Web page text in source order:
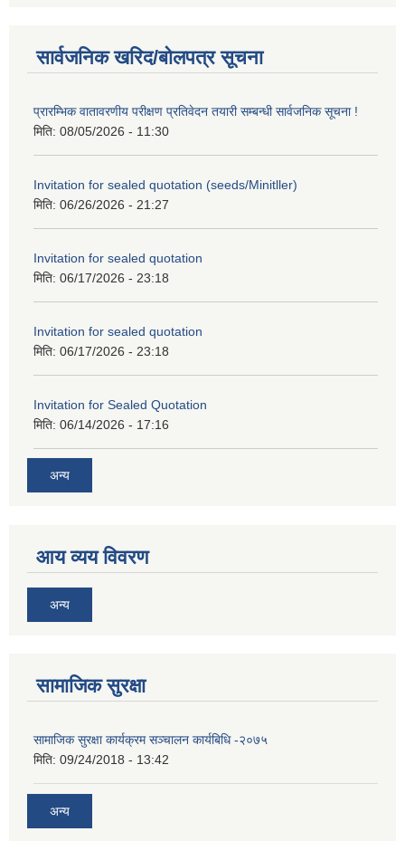
सार्वजनिक खरिद/बोलपत्र सूचना
प्रारम्भिक वातावरणीय परीक्षण प्रतिवेदन तयारी सम्बन्धी सार्वजनिक सूचना !
मिति: 08/05/2026 - 11:30
Invitation for sealed quotation (seeds/Minitller)
मिति: 06/26/2026 - 21:27
Invitation for sealed quotation
मिति: 06/17/2026 - 23:18
Invitation for sealed quotation
मिति: 06/17/2026 - 23:18
Invitation for Sealed Quotation
मिति: 06/14/2026 - 17:16
अन्य
आय व्यय विवरण
अन्य
सामाजिक सुरक्षा
सामाजिक सुरक्षा कार्यक्रम सञ्चालन कार्यबिधि -२०७५
मिति: 09/24/2018 - 13:42
अन्य